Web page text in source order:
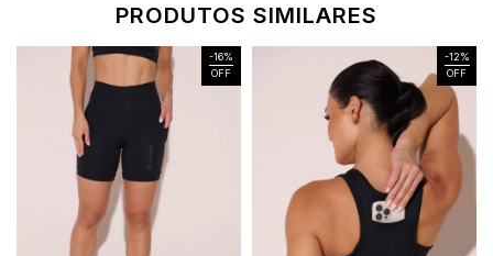
PRODUTOS SIMILARES
-16%
OFF
-12%
OFF